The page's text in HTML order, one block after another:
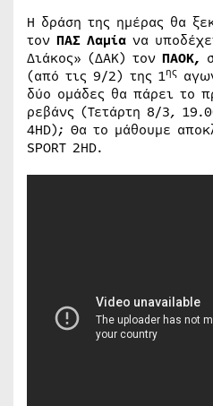
Η δράση της ημέρας θα
τον ΠΑΣ Λαμία να
Διάκος» (ΔΑΚ) τον ΠΑΟΚ,
(από τις 9/2) της 1ης
δύο ομάδες θα πάρει το
ρεβάνς (Τετάρτη 8/3,
4HD); Θα το μάθουμε
SPORT 2HD.